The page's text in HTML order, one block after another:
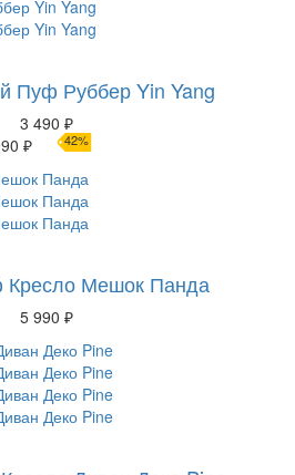
Пуф Руббер Yin Yang
3 490 ₽
₽
42%
Кресло Мешок Панда
5 990 ₽